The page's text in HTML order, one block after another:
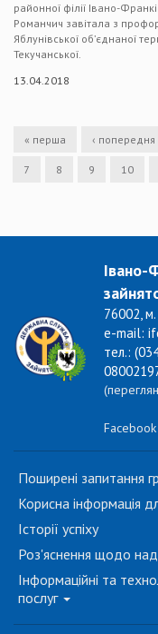
районної філії Івано-
Романчич завітала з
Яблунівської об’єднаної
Текучанської.
13.04.2018
« перша ‹ попередня
7 8 9 10
Івано-
76002,
e-mail:
тел.:
Facebook
Поширені запитання
Корисна інформація
Історії успіху
Роз'яснення щодо
Інформаційні та
послуг